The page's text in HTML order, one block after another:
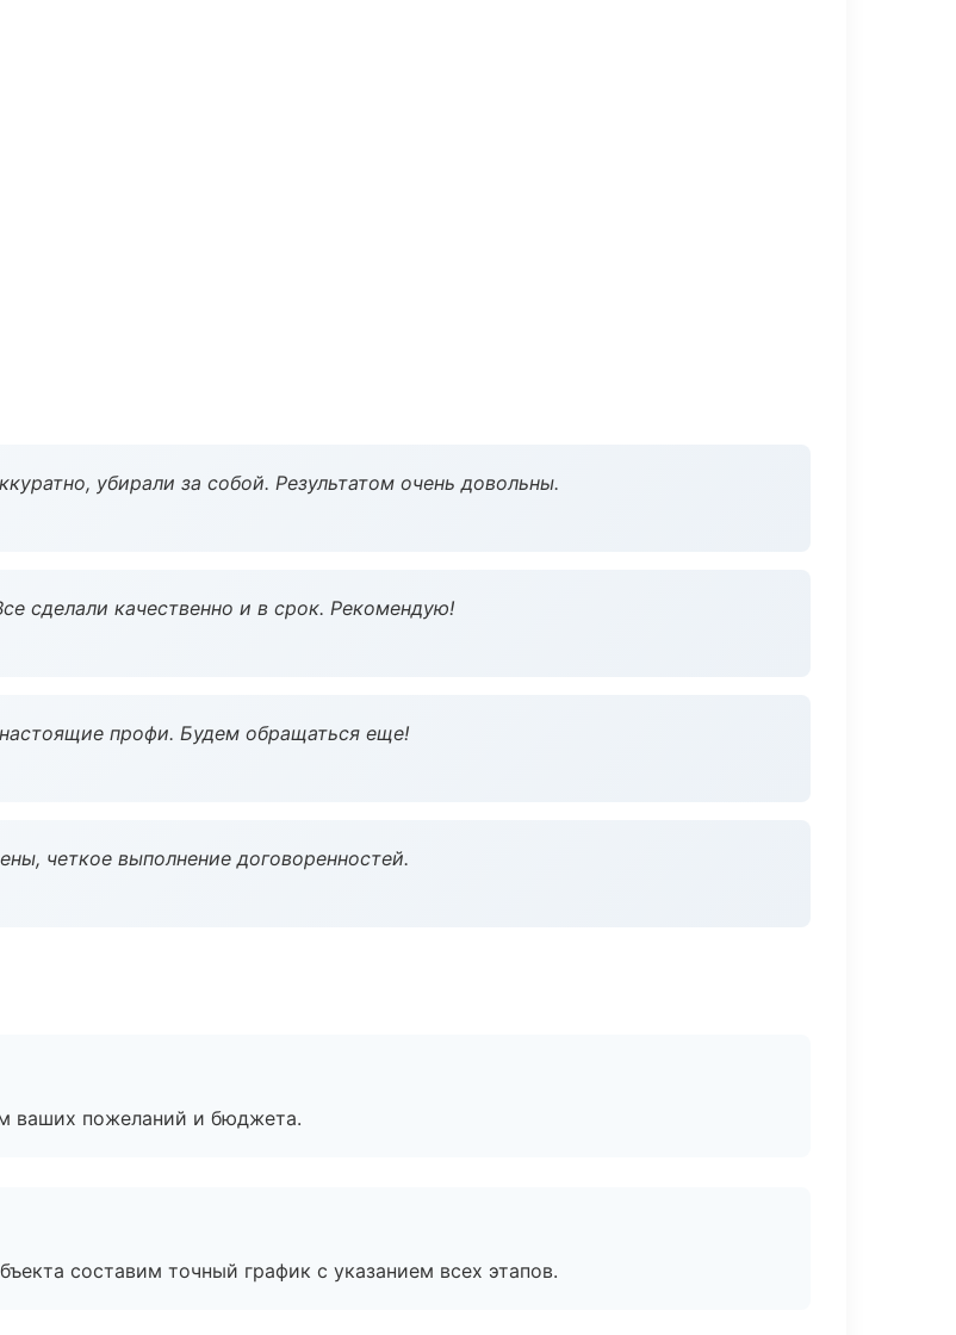
убирали за собой. Результатом очень довольны.
сделали качественно и в срок. Рекомендую!
профи. Будем обращаться еще!
четкое выполнение договоренностей.
ваших пожеланий и бюджета.
составим точный график с указанием всех этапов.